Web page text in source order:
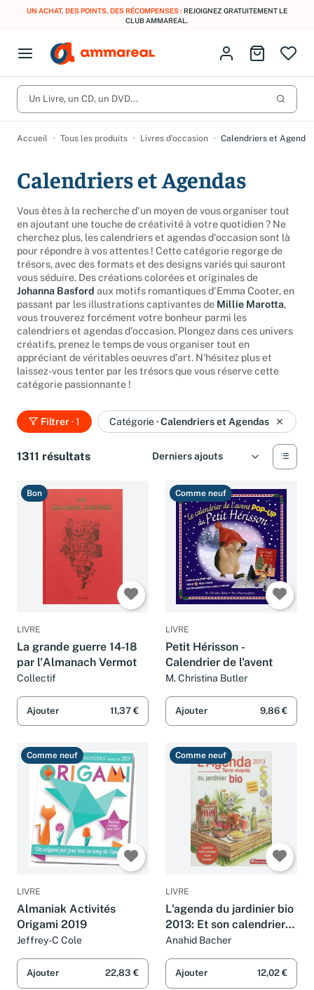
UN ACHAT, DES POINTS, DES RÉCOMPENSES : REJOIGNEZ GRATUITEMENT LE
CLUB AMMAREAL.
Open menu
Fermer le menu
CD d'occasion
Partitions
Culture à 1 €
Meilleures ventes
Nos engagements
Produits Catégories
Vous n'avez pas trouvé l'article que vous cherchiez ?
Activez les notifications dans votre compte pour être alerté dès
qu'il est en stock.
Créer une alerte
Identifiez-vous
Aller au
Un Livre, un CD, un DVD...
Accueil Tous les produits Livres d’occasion Calendriers et Agendas
Calendriers et Agendas
Vous êtes à la recherche d'un moyen de vous organiser tout
en ajoutant une touche de créativité à votre quotidien ? Ne
cherchez plus, les calendriers et agendas d'occasion sont là
pour répondre à vos attentes ! Cette catégorie regorge de
trésors, avec des formats et des designs variés qui sauront
vous séduire. Des créations colorées et originales de
Johanna Basford aux motifs romantiques d'Emma Cooter, en
passant par les illustrations captivantes de Millie Marotta,
vous trouverez forcément votre bonheur parmi les
calendriers et agendas d'occasion. Plongez dans ces univers
créatifs, prenez le temps de vous organiser tout en
appréciant de véritables oeuvres d'art. N'hésitez plus et
laissez-vous tenter par les trésors que vous réserve cette
catégorie passionnante !
Filtrer· 1 Catégorie·Calendriers et Agendas
1311 résultats
Bon
LIVRE
La grande guerre 14-18
par l'Almanach Vermot
Collectif
Ajouter 11,37 €
Comme neuf
LIVRE
Petit Hérisson -
Calendrier de l'avent
M. Christina Butler
Ajouter 9,86 €
Comme neuf
LIVRE
Almaniak Activités
Origami 2019
Jeffrey-C Cole
Ajouter 22,83 €
Comme neuf
LIVRE
L'agenda du jardinier bio
2013: Et son calendrier
lunaire
Anahid Bacher
Ajouter 12,02 €